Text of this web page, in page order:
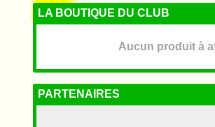
LA BOUTIQUE DU CLUB
Aucun produit à
PARTENAIRES